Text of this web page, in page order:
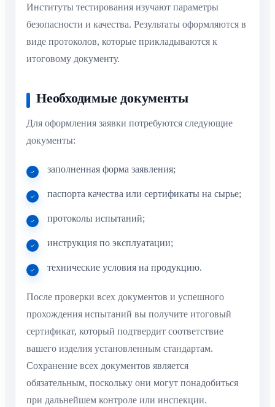
Институты тестирования изучают параметры
безопасности и качества. Результаты оформляются в
виде протоколов, которые прикладываются к
итоговому документу.
Необходимые документы
Для оформления заявки потребуются следующие
документы:
заполненная форма заявления;
паспорта качества или сертификаты на сырье;
протоколы испытаний;
инструкция по эксплуатации;
технические условия на продукцию.
После проверки всех документов и успешного
прохождения испытаний вы получите итоговый
сертификат, который подтвердит соответствие
вашего изделия установленным стандартам.
Сохранение всех документов является
обязательным, поскольку они могут понадобиться
при дальнейшем контроле или инспекции.